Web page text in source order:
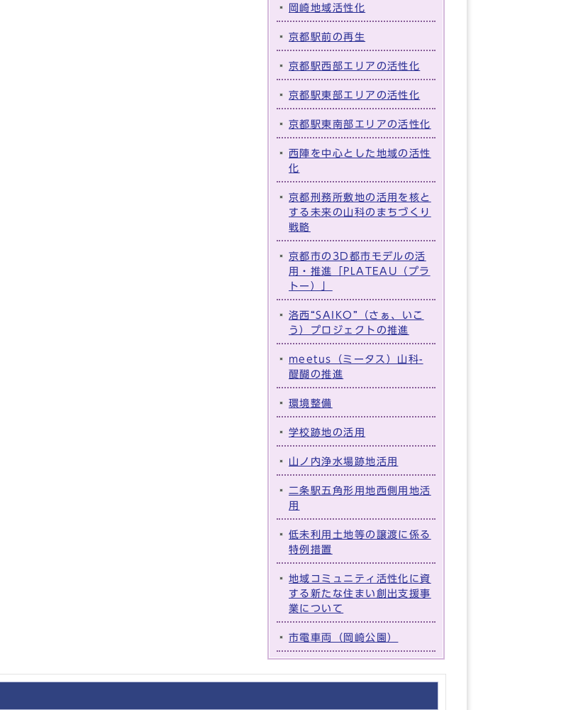
岡崎地域活性化
京都駅前の再生
京都駅西部エリアの活性化
京都駅東部エリアの活性化
京都駅東南部エリアの活性化
西陣を中心とした地域の活性
化
京都刑務所敷地の活用を核と
する未来の山科のまちづくり
戦略
京都市の3D都市モデルの活
用・推進「PLATEAU（プラ
トー）」
洛西“SAIKO”（さぁ、いこ
う）プロジェクトの推進
meetus（ミータス）山科-
醍醐の推進
環境整備
学校跡地の活用
山ノ内浄水場跡地活用
二条駅五角形用地西側用地活
用
低未利用土地等の譲渡に係る
特例措置
地域コミュニティ活性化に資
する新たな住まい創出支援事
業について
市電車両（岡崎公園）